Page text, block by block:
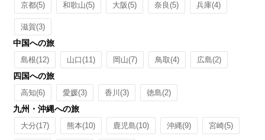
京都(5) 和歌山(5) 大阪(5) 奈良(5) 兵庫(4)
滋賀(3)
中国への旅
島根(12) 山口(11) 岡山(7) 鳥取(4) 広島(2)
四国への旅
高知(6) 愛媛(3) 香川(3) 徳島(2)
九州・沖縄への旅
大分(17) 熊本(10) 鹿児島(10) 沖縄(9) 宮崎(5)